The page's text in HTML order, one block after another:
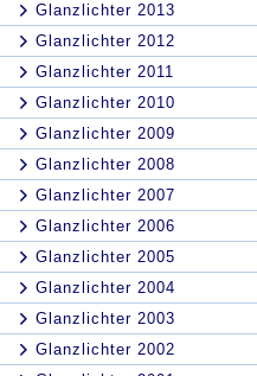
Glanzlichter 2013
Glanzlichter 2012
Glanzlichter 2011
Glanzlichter 2010
Glanzlichter 2009
Glanzlichter 2008
Glanzlichter 2007
Glanzlichter 2006
Glanzlichter 2005
Glanzlichter 2004
Glanzlichter 2003
Glanzlichter 2002